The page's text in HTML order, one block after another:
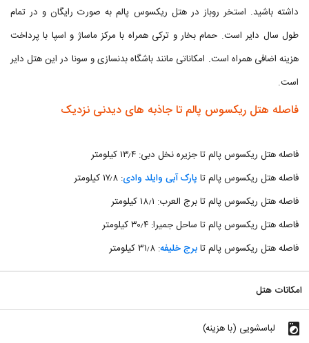
داشته باشید. استخر روباز در هتل ریکسوس پالم به صورت رایگان و در تمام
طول سال دایر است. حمام بخار و ترکی همراه با مرکز ماساژ و اسپا با پرداخت
هزینه اضافی همراه است. امکاناتی مانند باشگاه بدنسازی و سونا در این هتل دایر
است.
فاصله هتل ریکسوس پالم تا جاذبه های دیدنی نزدیک
فاصله هتل ریکسوس پالم تا جزیره نخل دبی: ۱۳٫۴ کیلومتر
فاصله هتل ریکسوس پالم تا پارک آبی وایلد وادی: ۱۷٫۸ کیلومتر
فاصله هتل ریکسوس پالم تا برج العرب: ۱۸٫۱ کیلومتر
فاصله هتل ریکسوس پالم تا ساحل جمیرا: ۳۰٫۴ کیلومتر
فاصله هتل ریکسوس پالم تابرج خلیفه: ۳۱٫۸ کیلومتر
امکانات هتل
local_laundry_service لباسشویی (با هزینه)